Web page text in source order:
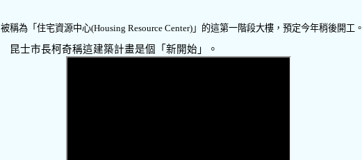
被稱為「住宅資源中心(Housing Resource Center) 」的這第一階段大樓，預定今年稍後開工。
昆士市長柯奇稱這建築計畫是個「新開始」。